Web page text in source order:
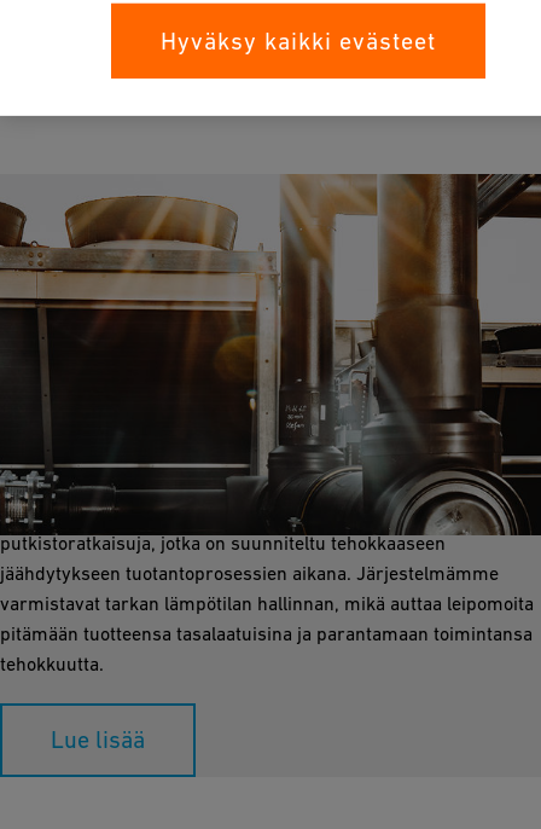
Prosessijäähdytys
Prosessijäähdytys olennainen osa leipomotuotteiden laadun ja
tasalaatuisuuden varmistamista. GF Industry and Infrastructure
Flow Solutions tarjoaa luotettavia, korroosiovapaita
putkistoratkaisuja, jotka on suunniteltu tehokkaaseen
jäähdytykseen tuotantoprosessien aikana. Järjestelmämme
varmistavat tarkan lämpötilan hallinnan, mikä auttaa leipomoita
pitämään tuotteensa tasalaatuisina ja parantamaan toimintansa
tehokkuutta.
Lue lisää
Hyväksy kaikki evästeet